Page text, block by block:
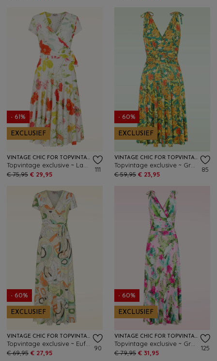
- 61%
EXCLUSIEF
VINTAGE CHIC FOR TOPVINTAGE
€ 75,95 € 29,95
111
- 60%
EXCLUSIEF
VINTAGE CHIC FOR TOPVINTAGE
€ 59,95 € 23,95
85
- 60%
EXCLUSIEF
VINTAGE CHIC FOR TOPVINTAGE
€ 69,95 € 27,95
90
- 60%
EXCLUSIEF
VINTAGE CHIC FOR TOPVINTAGE
€ 79,95 € 31,95
125